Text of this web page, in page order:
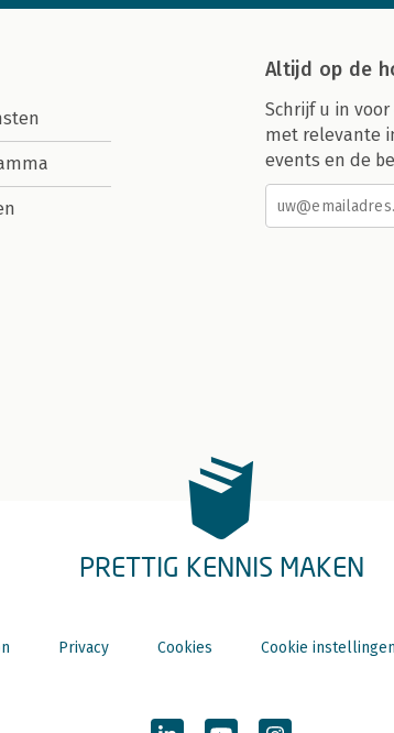
Altijd op de
Schrijf u in
met relevante
events en de
PRETTIG KENNIS MAKEN
Privacy Cookies Cookie instellingen